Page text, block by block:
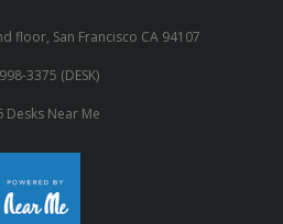
floor, San Francisco CA 94107
3375 (DESK)
Desks Near Me